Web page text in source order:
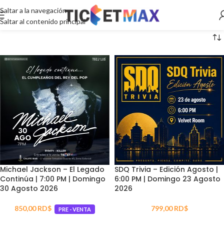
Saltar a la navegación
Saltar al contenido principal
Michael Jackson – El Legado
Continúa | 7:00 PM | Domingo
30 Agosto 2026
850,00RD$ PRE - VENTA
SDQ Trivia – Edición Agosto |
6:00 PM | Domingo 23 Agosto
2026
799,00RD$